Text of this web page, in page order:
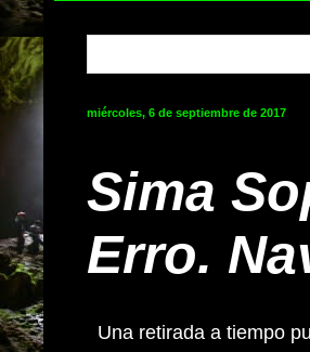
miércoles, 6 de septiembre de 2017
Sima
Erro.
Una retirada a tiempo